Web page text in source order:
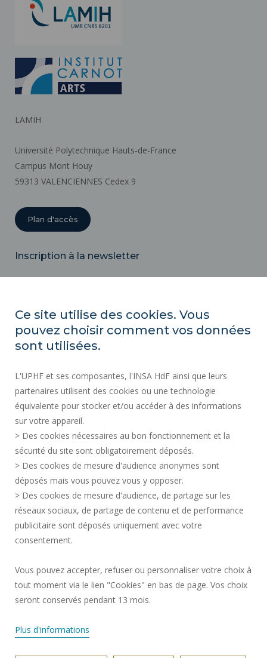
LAMIH
Université Polytechnique Hauts-de-France
Campus Mont Houy
59313 VALENCIENNES Cedex 9
Plan d'accès
Inscription à la newsletter
ACTES RÉGLEMENTAIRES
MARCHÉS PUBLICS
MENTIONS LÉGALES
ESPACE PRESSE
RECRUTEMENTS
PLAN DU SITE
DONNÉES PERSONNELLES
ACCESSIBILITÉ
Rejoignez-nous!
Ce site utilise des cookies. Vous
pouvez choisir comment vos données
sont utilisées.
L'UPHF et ses composantes, l'INSA HdF ainsi que leurs
partenaires utilisent des cookies ou une technologie
équivalente pour stocker et/ou accéder à des informations
sur votre appareil.
> Des cookies nécessaires au bon fonctionnement et la
sécurité du site sont obligatoirement déposés.
> Des cookies de mesure d'audience anonymes sont
déposés mais vous pouvez vous y opposer.
> Des cookies de mesure d'audience, de partage sur les
réseaux sociaux, de partage de contenu et de performance
publicitaire sont déposés uniquement avec votre
consentement.
Vous pouvez accepter, refuser ou personnaliser votre choix à
tout moment via le lien "Cookies" en bas de page. Vos choix
seront conservés pendant 13 mois.
Plus d'informations